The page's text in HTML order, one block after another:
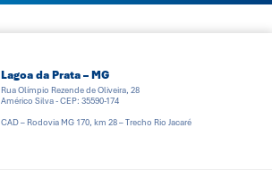
Lagoa da Prata – MG
Rua Olímpio Rezende de Oliveira, 28
Américo Silva - CEP: 35590-174
CAD – Rodovia MG 170, km 28 – Trecho Rio Jacaré